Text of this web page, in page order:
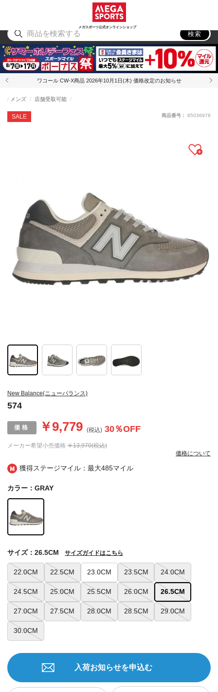
メガスポーツ公式オンラインショップ
アウトドア
検索
ワコール CW-X商品 2026年10月1日(木) 価格改定のお知らせ
獲得ステージマイル：最大485マイル
New Balance(ニューバランス)
574
SALE
メンズ 店舗受取可能
メーカー希望小売価格 ￥13,970(税込)
￥9,779 (税込) 30％OFF
価格について
商品番号： 85036978
カラー：GRAY
22.0CM 22.5CM 23.0CM 23.5CM 24.0CM
24.5CM 25.0CM 25.5CM 26.0CM 26.5CM
27.0CM 27.5CM 28.0CM 28.5CM 29.0CM
30.0CM
サイズ：26.5CM サイズガイドはこちら
入荷お知らせを申込む